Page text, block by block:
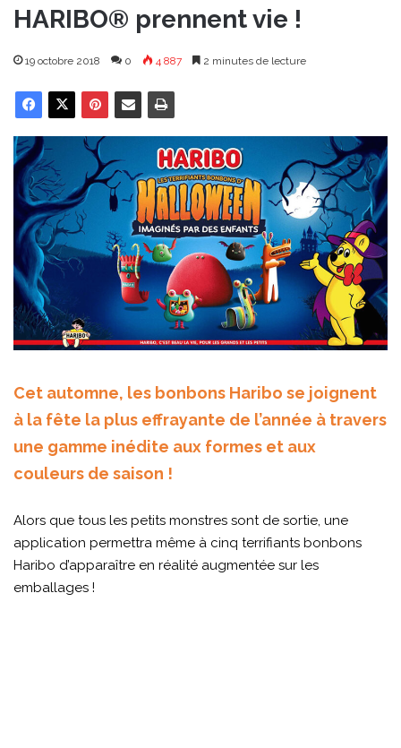
HARIBO® prennent vie !
19 octobre 2018 0 4 887 2 minutes de lecture
Cet automne, les bonbons Haribo se joignent
à la fête la plus effrayante de l’année à travers
une gamme inédite aux formes et aux
couleurs de saison !
Alors que tous les petits monstres sont de sortie, une
application permettra même à cinq terrifiants bonbons
Haribo d’apparaître en réalité augmentée sur les
emballages !